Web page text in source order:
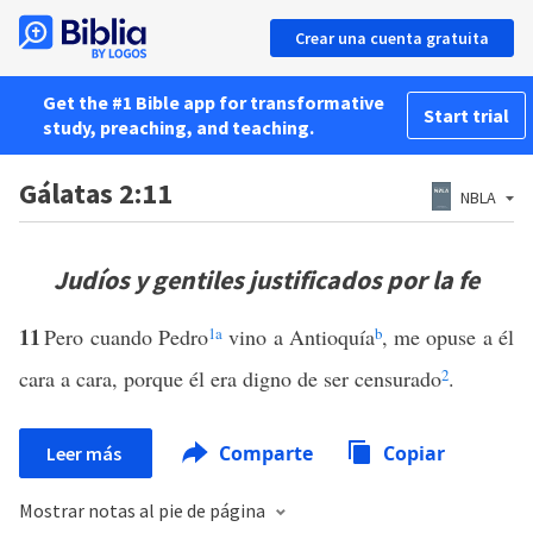
Crear una cuenta gratuita
Get the #1 Bible app for transformative
study, preaching, and teaching.
Start trial
Gálatas 2:11 NBLA
Judíos y gentiles justificados por la fe
11Pero cuando Pedro1avino a Antioquíab, me opuse a él
cara a cara, porque él era digno de ser censurado2.
Leer más Comparte Copiar
Mostrar notas al pie de página